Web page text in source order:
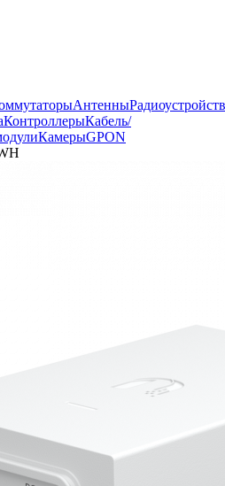
Антенны
КонтроллерыКабель/
КамерыGPON